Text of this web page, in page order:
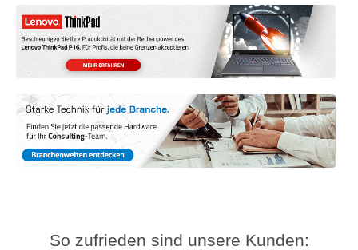
So zufrieden sind unsere Kunden: